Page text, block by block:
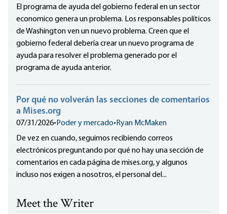
El programa de ayuda del gobierno federal en un sector
economico genera un problema. Los responsables políticos
de Washington ven un nuevo problema. Creen que el
gobierno federal debería crear un nuevo programa de
ayuda para resolver el problema generado por el
programa de ayuda anterior.
Por qué no volverán las secciones de comentarios
a Mises.org
07/31/2026•Poder y mercado•Ryan McMaken
De vez en cuando, seguimos recibiendo correos
electrónicos preguntando por qué no hay una sección de
comentarios en cada página de mises.org, y algunos
incluso nos exigen a nosotros, el personal del...
Meet the Writer